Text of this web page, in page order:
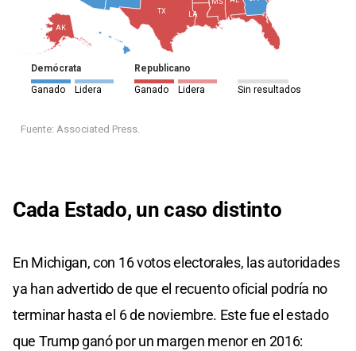
Cada Estado, un caso distinto
En Michigan, con 16 votos electorales, las autoridades
ya han advertido de que el recuento oficial podría no
terminar hasta el 6 de noviembre. Este fue el estado
que Trump ganó por un margen menor en 2016: